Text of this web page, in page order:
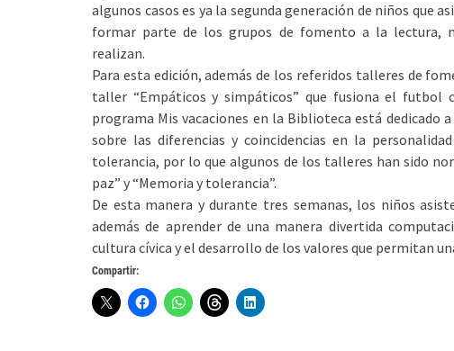
algunos casos es ya la segunda generación de niños que
formar parte de los grupos de fomento a la lectura,
realizan.
Para esta edición, además de los referidos talleres de
taller “Empáticos y simpáticos” que fusiona el futbol
programa Mis vacaciones en la Biblioteca está
sobre las diferencias y coincidencias en la
tolerancia, por lo que algunos de los talleres han sido
paz” y “Memoria y tolerancia”.
De esta manera y durante tres semanas, los niños
además de aprender de una manera divertida
cultura cívica y el desarrollo de los valores que permitan
Compartir: